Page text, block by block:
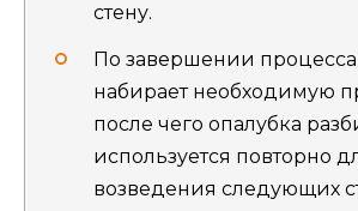
стену.
По завершении процесса
набирает необходимую
после чего опалубка
используется повторно
возведения следующих